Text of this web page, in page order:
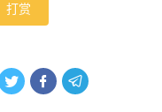
打赏
  